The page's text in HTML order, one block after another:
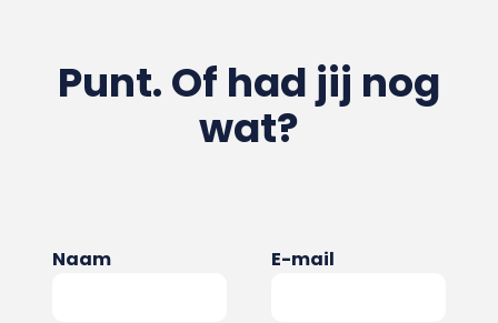
Punt. Of had jij nog
wat?
Naam E-mail